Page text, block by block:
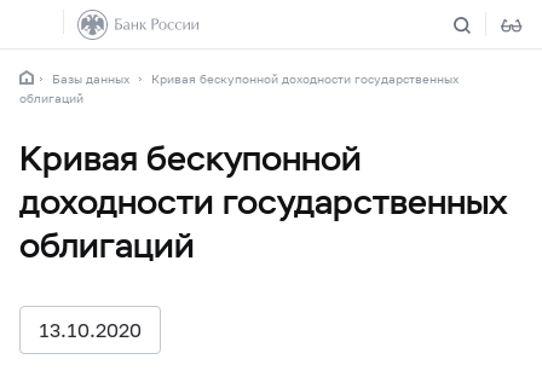
Базы данных
Кривая бескупонной доходности государственных
облигаций
Кривая бескупонной
доходности государственных
облигаций
13.10.2020